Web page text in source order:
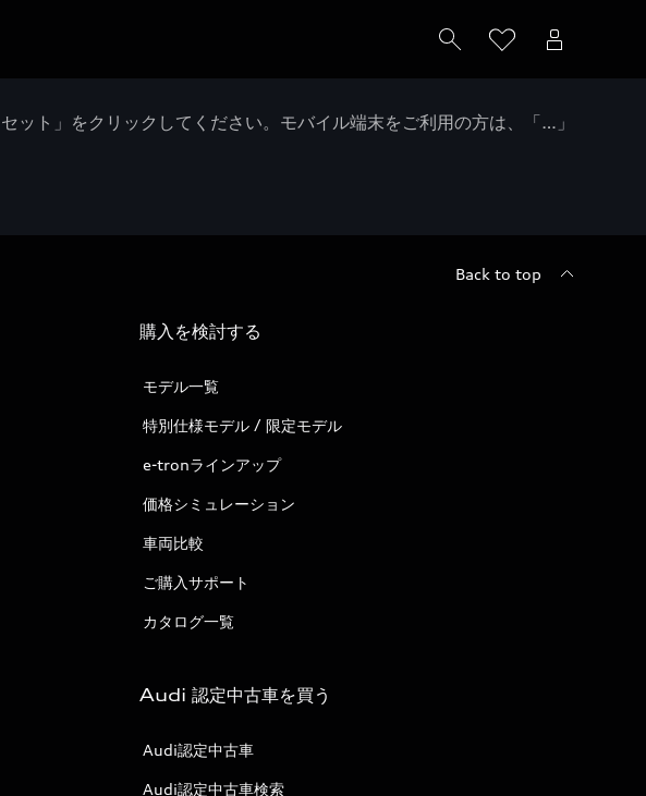
ト」をクリックしてください。モバイル端末をご利用の方は、「…」
Back to top
購入を検討する
モデル一覧
特別仕様モデル / 限定モデル
e-tronラインアップ
価格シミュレーション
車両比較
ご購入サポート
カタログ一覧
Audi 認定中古車を買う
Audi認定中古車
Audi認定中古車検索